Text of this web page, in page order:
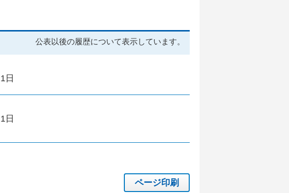
公表以後の履歴について表示しています。
日
日
ページ印刷